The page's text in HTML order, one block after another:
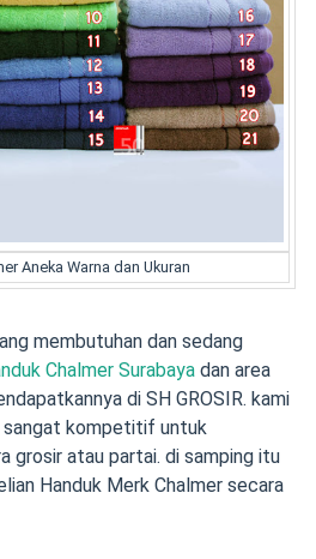
Aneka Warna dan Ukuran
membutuhan dan sedang
Chalmer Surabayadan area
di SH GROSIR. kami
sangat kompetitif untuk
grosir atau partai. di samping itu
Handuk Merk Chalmer secara